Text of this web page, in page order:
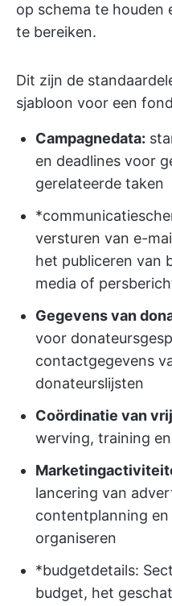
op schema te houden
te bereiken.
Dit zijn de
sjabloon voor een
Campagnedata:
en deadlines voor
gerelateerde taken
versturen van e-
het publiceren van
media of
Gegevens van
voor
contactgegevens
donateurslijsten
Coördinatie van
werving, training
lancering van
contentplanning
organiseren
*budgetdetails:
budget, het